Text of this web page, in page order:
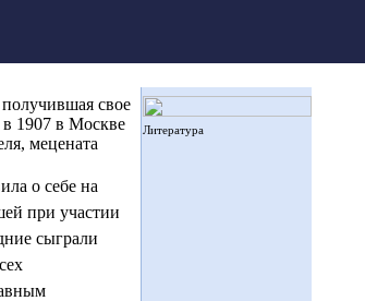
свое
1907 в Москве
мецената
о себе на
при участии
сыграли
Литература